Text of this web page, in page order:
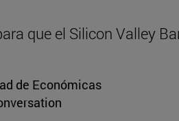
que el Silicon Valley
de Económicas